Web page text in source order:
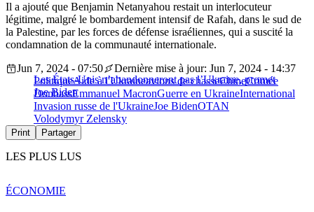
Il a ajouté que Benjamin Netanyahou restait un interlocuteur
légitime, malgré le bombardement intensif de Rafah, dans le sud de
la Palestine, par les forces de défense israéliennes, qui a suscité la
condamnation de la communauté internationale.
Les États-Unis n’abandonneront pas l’Ukraine, promet
Joe Biden
Jun 7, 2024 - 07:50
Dernière mise à jour: Jun 7, 2024 - 14:37
PolitiqueAide à l'Ukraineavions de chasseChineCrimée
DonbassEmmanuel MacronGuerre en UkraineInternational
Invasion russe de l'UkraineJoe BidenOTAN
Volodymyr Zelensky
Print Partager
LES PLUS LUS
ÉCONOMIE